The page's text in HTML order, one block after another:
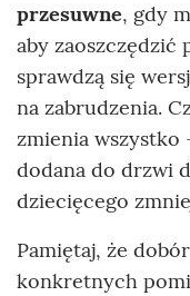
przesuwne, gdy
aby zaoszczędzić
sprawdzą się
na zabrudzenia.
zmienia wszystko
dodana do drzwi
dziecięcego
Pamiętaj, że
konkretnych